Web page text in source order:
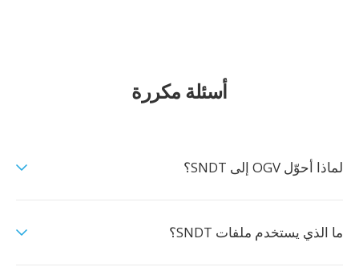
أسئلة مكررة
لماذا أحوّل OGV إلى SNDT؟
ما الذي يستخدم ملفات SNDT؟